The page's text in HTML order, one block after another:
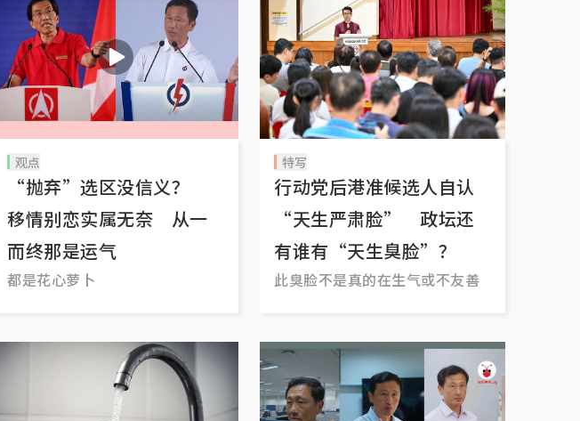
观点
“抛弃”选区没信义？
移情别恋实属无奈 从一
而终那是运气
都是花心萝卜
特写
行动党后港准候选人自认
“天生严肃脸” 政坛还
有谁有“天生臭脸”？
此臭脸不是真的在生气或不友善